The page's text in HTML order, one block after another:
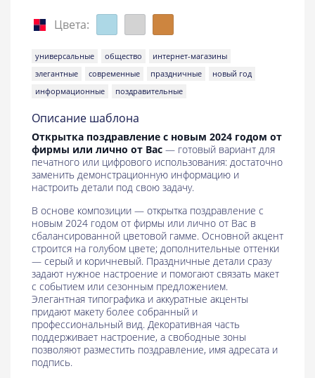
Цвета:
универсальные общество
интернет-магазины
элегантные
современные праздничные
новый год
информационные
поздравительные
Описание шаблона
Открытка поздравление с новым 2024 годом от
фирмы или лично от Вас — готовый вариант для
печатного или цифрового использования: достаточно
заменить демонстрационную информацию и
настроить детали под свою задачу.
В основе композиции — открытка поздравление с
новым 2024 годом от фирмы или лично от Вас в
сбалансированной цветовой гамме. Основной акцент
строится на голубом цвете; дополнительные оттенки
— серый и коричневый. Праздничные детали сразу
задают нужное настроение и помогают связать макет
с событием или сезонным предложением.
Элегантная типографика и аккуратные акценты
придают макету более собранный и
профессиональный вид. Декоративная часть
поддерживает настроение, а свободные зоны
позволяют разместить поздравление, имя адресата и
подпись.